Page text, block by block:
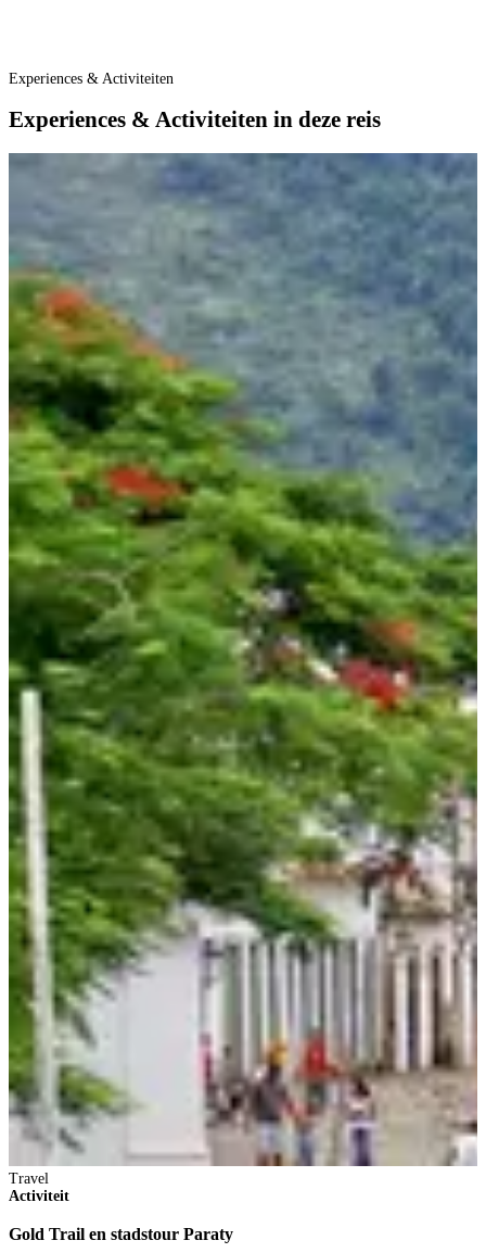
Experiences & Activiteiten
Experiences & Activiteiten in deze reis
Travel
Activiteit
Gold Trail en stadstour Paraty